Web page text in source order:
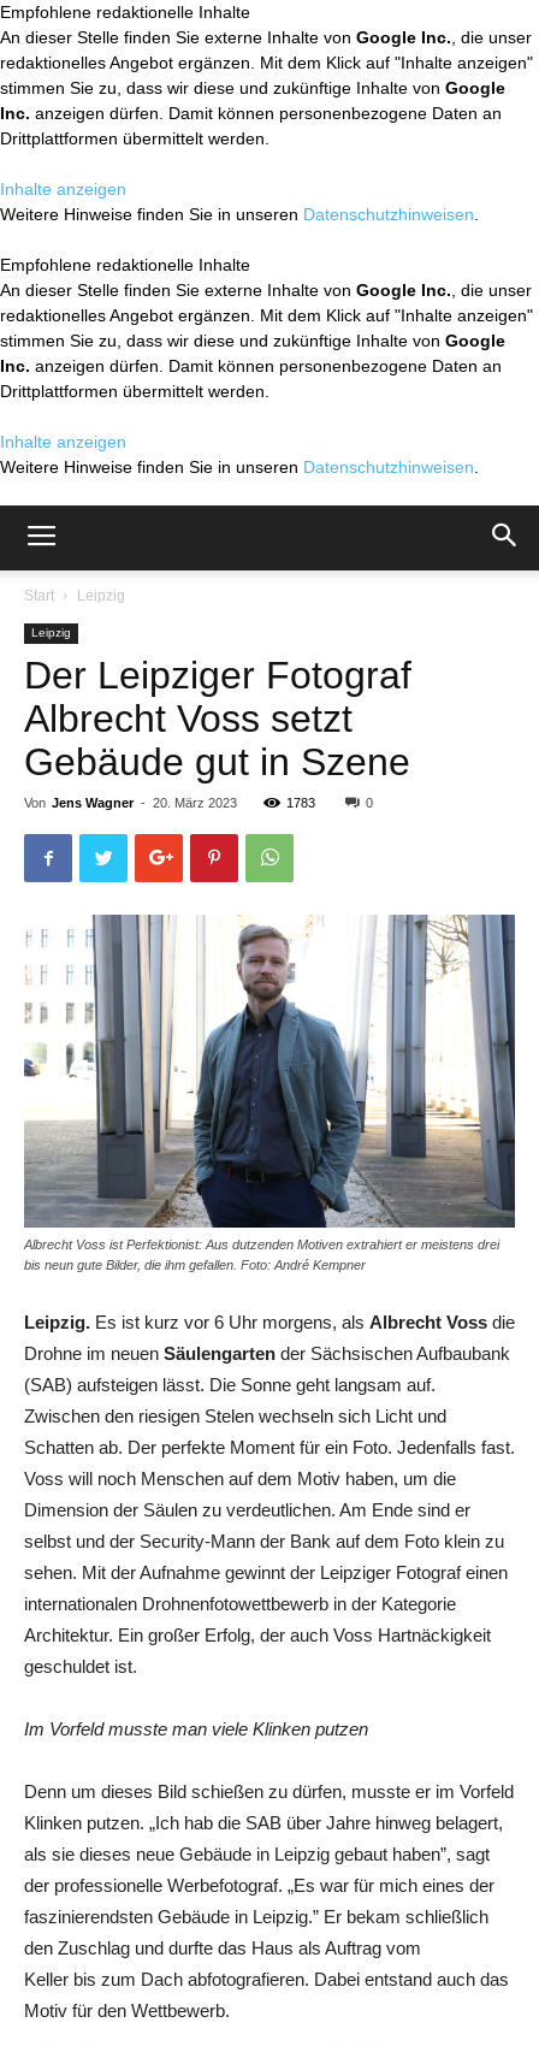
Empfohlene redaktionelle Inhalte
An dieser Stelle finden Sie externe Inhalte von Google Inc. , die unser
redaktionelles Angebot ergänzen. Mit dem Klick auf "Inhalte anzeigen"
stimmen Sie zu, dass wir diese und zukünftige Inhalte von Google
Inc. anzeigen dürfen. Damit können personenbezogene Daten an
Drittplattformen übermittelt werden.
Inhalte anzeigen
Weitere Hinweise finden Sie in unseren Datenschutzhinweisen
Empfohlene redaktionelle Inhalte
An dieser Stelle finden Sie externe Inhalte von Google Inc. , die unser
redaktionelles Angebot ergänzen. Mit dem Klick auf "Inhalte anzeigen"
stimmen Sie zu, dass wir diese und zukünftige Inhalte von Google
Inc. anzeigen dürfen. Damit können personenbezogene Daten an
Drittplattformen übermittelt werden.
Inhalte anzeigen
Weitere Hinweise finden Sie in unseren Datenschutzhinweisen
Start Leipzig
Leipzig
Der Leipziger Fotograf
Albrecht Voss setzt
Gebäude gut in Szene
Von Jens Wagner - 20. März 2023 1783 0
Albrecht Voss ist Perfektionist: Aus dutzenden Motiven extrahiert er meistens drei
bis neun gute Bilder, die ihm gefallen. Foto: André Kempner
Leipzig. Es ist kurz vor 6 Uhr morgens, als Albrecht Voss die
Drohne im neuen Säulengarten der Sächsischen Aufbaubank
(SAB) aufsteigen lässt. Die Sonne geht langsam auf.
Zwischen den riesigen Stelen wechseln sich Licht und
Schatten ab. Der perfekte Moment für ein Foto. Jedenfalls fast.
Voss will noch Menschen auf dem Motiv haben, um die
Dimension der Säulen zu verdeutlichen. Am Ende sind er
selbst und der Security-Mann der Bank auf dem Foto klein zu
sehen. Mit der Aufnahme gewinnt der Leipziger Fotograf einen
internationalen Drohnenfotowettbewerb in der Kategorie
Architektur. Ein großer Erfolg, der auch Voss Hartnäckigkeit
geschuldet ist.
Im Vorfeld musste man viele Klinken putzen
Denn um dieses Bild schießen zu dürfen, musste er im Vorfeld
Klinken putzen. „Ich hab die SAB über Jahre hinweg belagert,
als sie dieses neue Gebäude in Leipzig gebaut haben”, sagt
der professionelle Werbefotograf. „Es war für mich eines der
faszinierendsten Gebäude in Leipzig.” Er bekam schließlich
den Zuschlag und durfte das Haus als Auftrag vom
Keller bis zum Dach abfotografieren. Dabei entstand auch das
Motiv für den Wettbewerb.